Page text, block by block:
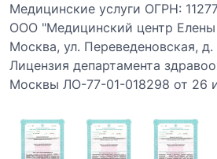
Медицинские услуги ОГРН:
ООО "Медицинский центр
Москва, ул. Переведеновская, д.
Лицензия департамента
Москвы ЛО-77-01-018298 от 26